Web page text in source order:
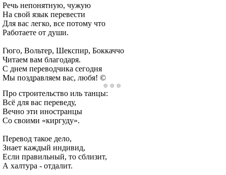
Речь непонятную, чужую
На свой язык перевести
Для вас легко, все потому что
Работаете от души.
Гюго, Вольтер, Шекспир, Боккаччо
Читаем вам благодаря.
С днем переводчика сегодня
Мы поздравляем вас, любя! ©
Про строительство иль танцы:
Всё для вас переведу,
Вечно эти иностранцы
Со своими «киргуду».
Перевод такое дело,
Знает каждый индивид,
Если правильный, то сблизит,
А халтура - отдалит.